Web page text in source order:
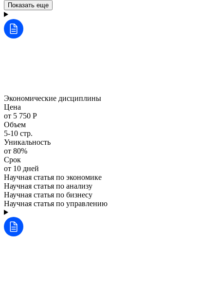
Показать еще
Экономические дисциплины
Цена
от 5 750 Р
Объем
5-10 стр.
Уникальность
от 80%
Срок
от 10 дней
Научная статья по экономике
Научная статья по анализу
Научная статья по бизнесу
Научная статья по управлению